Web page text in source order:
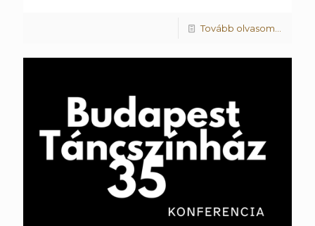
Tovább olvasom...